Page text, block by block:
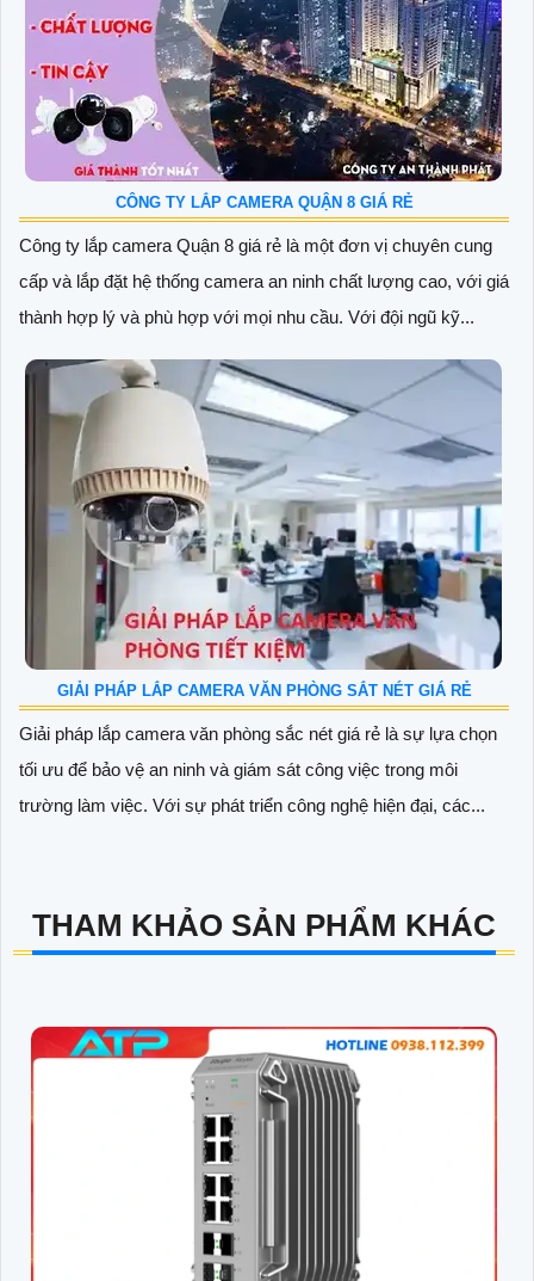
CÔNG TY LẮP CAMERA QUẬN 8 GIÁ RẺ
Công ty lắp camera Quận 8 giá rẻ là một đơn vị chuyên cung
cấp và lắp đặt hệ thống camera an ninh chất lượng cao, với giá
thành hợp lý và phù hợp với mọi nhu cầu. Với đội ngũ kỹ...
GIẢI PHÁP LẮP CAMERA VĂN PHÒNG SẮT NÉT GIÁ RẺ
Giải pháp lắp camera văn phòng sắc nét giá rẻ là sự lựa chọn
tối ưu để bảo vệ an ninh và giám sát công việc trong môi
trường làm việc. Với sự phát triển công nghệ hiện đại, các...
THAM KHẢO SẢN PHẨM KHÁC